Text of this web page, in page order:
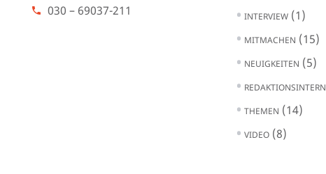
030 – 69037-211
INTERVIEW(1)
MITMACHEN (15)
NEUIGKEITEN (5)
REDAKTIONSINTERN
THEMEN (14)
VIDEO(8)